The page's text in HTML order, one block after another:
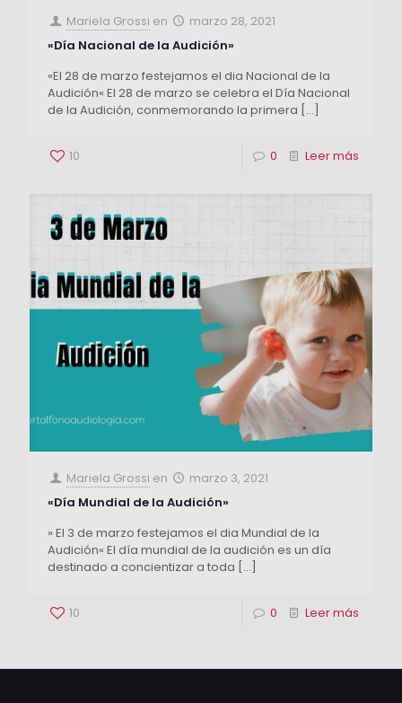
Mariela Grossi en
marzo 28, 2021
«Día Nacional de la Audición»
«El 28 de marzo festejamos el dia Nacional de la
Audición« El 28 de marzo se celebra el Día Nacional
de la Audición, conmemorando la primera […]
10 0 Leer más
Mariela Grossi en
marzo 3, 2021
«Día Mundial de la Audición»
» El 3 de marzo festejamos el dia Mundial de la
Audición« El día mundial de la audición es un día
destinado a concientizar a toda […]
10 0 Leer más